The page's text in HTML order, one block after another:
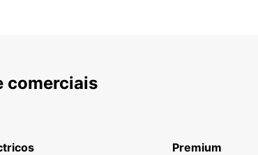
comerciais
Premium